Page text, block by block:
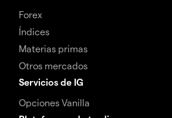
Forex
Índices
Materias primas
Otros mercados
Servicios de IG
Opciones Vanilla